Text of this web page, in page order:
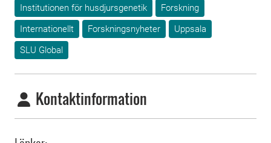
Institutionen för husdjursgenetik
Forskning
Internationellt
Forskningsnyheter
Uppsala
SLU Global
Kontaktinformation